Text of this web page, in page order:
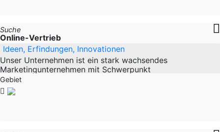
Suche
Online-Vertrieb
Ideen, Erfindungen, Innovationen
Unser Unternehmen ist ein stark wachsendes
Marketingunternehmen mit Schwerpunkt
Schutzrechtsmarketing. Das Beratungsunternehmen ist
auch Betreiber des
Gebiet